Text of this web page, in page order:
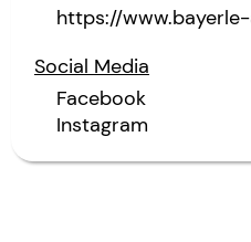
https://
Social Media
Facebook
Instagram